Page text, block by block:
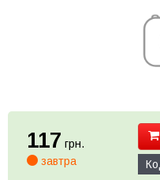
117 грн.
завтра